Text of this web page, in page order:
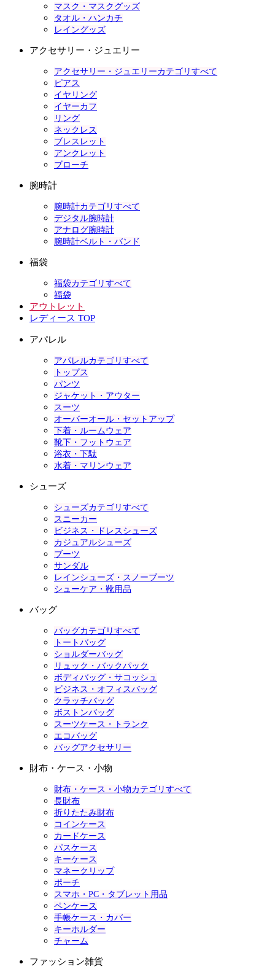
マスク・マスクグッズ
タオル・ハンカチ
レイングッズ
アクセサリー・ジュエリー
アクセサリー・ジュエリーカテゴリすべて
ピアス
イヤリング
イヤーカフ
リング
ネックレス
ブレスレット
アンクレット
ブローチ
腕時計
腕時計カテゴリすべて
デジタル腕時計
アナログ腕時計
腕時計ベルト・バンド
福袋
福袋カテゴリすべて
福袋
アウトレット
レディース TOP
アパレル
アパレルカテゴリすべて
トップス
パンツ
ジャケット・アウター
スーツ
オーバーオール・セットアップ
下着・ルームウェア
靴下・フットウェア
浴衣・下駄
水着・マリンウェア
シューズ
シューズカテゴリすべて
スニーカー
ビジネス・ドレスシューズ
カジュアルシューズ
ブーツ
サンダル
レインシューズ・スノーブーツ
シューケア・靴用品
バッグ
バッグカテゴリすべて
トートバッグ
ショルダーバッグ
リュック・バックパック
ボディバッグ・サコッシュ
ビジネス・オフィスバッグ
クラッチバッグ
ボストンバッグ
スーツケース・トランク
エコバッグ
バッグアクセサリー
財布・ケース・小物
財布・ケース・小物カテゴリすべて
長財布
折りたたみ財布
コインケース
カードケース
パスケース
キーケース
マネークリップ
ポーチ
スマホ・PC・タブレット用品
ペンケース
手帳ケース・カバー
キーホルダー
チャーム
ファッション雑貨